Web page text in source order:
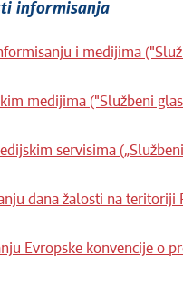
informisanja
i medijima
medijima ("Službeni
servisima
dana žalosti na teritoriji
Evropske konvencije o